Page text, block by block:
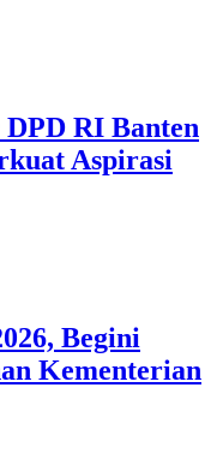
RI Banten
Aspirasi
Begini
Kementerian